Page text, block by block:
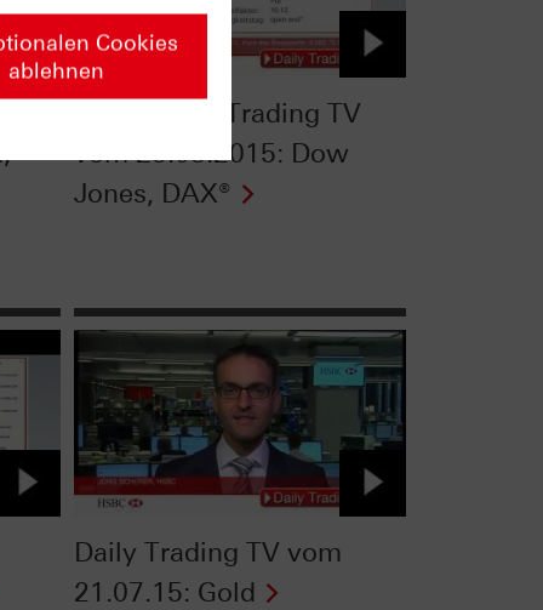
HSBC Daily Trading TV
vom 25.08.2015: Dow
Jones, DAX®
Daily Trading TV vom
21.07.15: Gold
Cookies
ablehnen